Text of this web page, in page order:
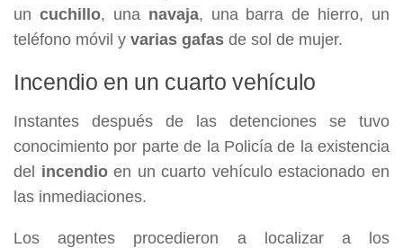
un cuchillo, una navaja, una barra de hierro, un
teléfono móvil y varias gafas de sol de mujer.
Incendio en un cuarto vehículo
Instantes después de las detenciones se tuvo
conocimiento por parte de la Policía de la existencia
del incendioen un cuarto vehículo estacionado en
las inmediaciones.
Los agentes procedieron a localizar a los